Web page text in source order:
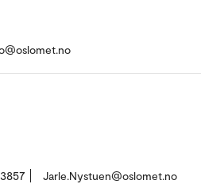
Jarle.Nystuen@oslomet.no